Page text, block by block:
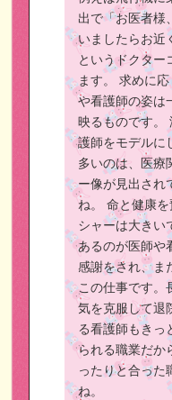
出で「お医者様
いましたらお近
というドクター
ます。
求めに
や看護師の姿は
映るものです。
護師をモデルに
多いのは、医療
ー像が見出され
ね。
命と健康
シャーは大きい
あるのが医師や
感謝をされ、ま
この仕事です。
気を克服して退
る看護師もきっ
られる職業だか
ったりと合った
ね。